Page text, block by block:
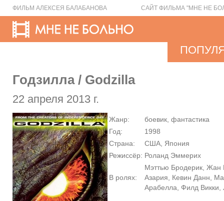
ФИЛЬМ АЛЕКСЕЯ БАЛАБАНОВА САЙТ ФИЛЬМА "МНЕ НЕ
Годзилла / Godzilla
22 апреля 2013 г.
Жанр:
боевик, фантастика
Год:
1998
Страна:
США, Япония
Режиссёр: Роланд Эммерих
В ролях:
Мэттью Бродерик, Жан
Азария, Кевин Данн,
Арабелла, Филд